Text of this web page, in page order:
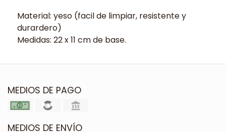
Material: yeso (facil de limpiar, resistente y
durardero)
Medidas: 22 x 11 cm de base.
MEDIOS DE PAGO
MEDIOS DE ENVÍO